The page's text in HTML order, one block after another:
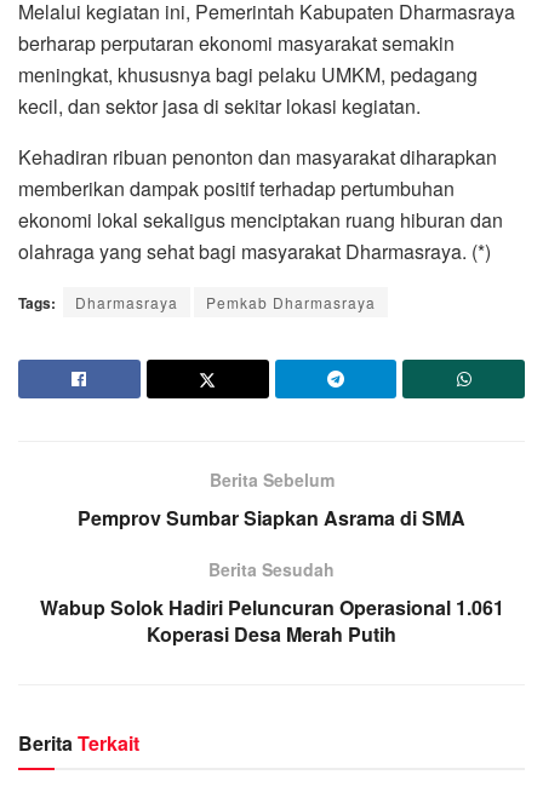
Melalui kegiatan ini, Pemerintah Kabupaten Dharmasraya
berharap perputaran ekonomi masyarakat semakin
meningkat, khususnya bagi pelaku UMKM, pedagang
kecil, dan sektor jasa di sekitar lokasi kegiatan.
Kehadiran ribuan penonton dan masyarakat diharapkan
memberikan dampak positif terhadap pertumbuhan
ekonomi lokal sekaligus menciptakan ruang hiburan dan
olahraga yang sehat bagi masyarakat Dharmasraya. (*)
Tags: Dharmasraya Pemkab Dharmasraya
Berita Sebelum
Pemprov Sumbar Siapkan Asrama di SMA
Berita Sesudah
Wabup Solok Hadiri Peluncuran Operasional 1.061
Koperasi Desa Merah Putih
BeritaTerkait